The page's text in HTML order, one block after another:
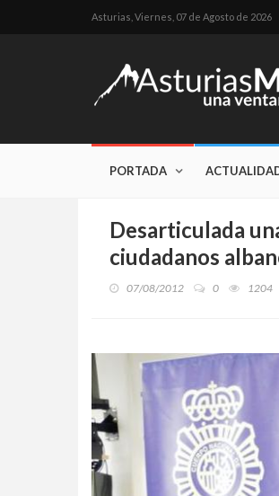
Asturias, Viernes, 07 de Agosto de 2026
PORTADA
Desarticulada
ciudadanos
07/08/2012 0 1204